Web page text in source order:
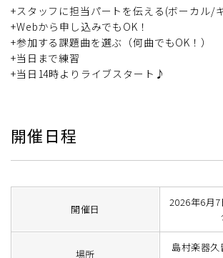
+スタッフに担当パートを伝える(ボーカル/
+Webから申し込みでもOK！
+参加する課題曲を選ぶ（何曲でもOK！）
+当日まで練習
+当日14時よりライブスタート♪
開催日程
開催日
2026年6月
場所
島村楽器